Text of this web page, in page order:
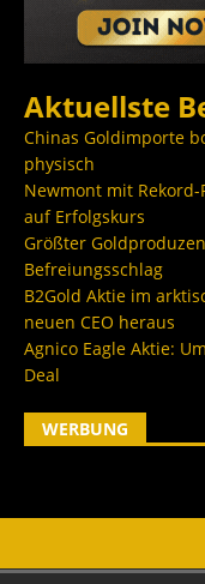
Aktuellste
Chinas Goldimporte
physisch
Newmont mit Rekord-
auf Erfolgskurs
Größter
Befreiungsschlag
B2Gold Aktie im
neuen CEO heraus
Agnico Eagle Aktie:
Deal
WERBUNG